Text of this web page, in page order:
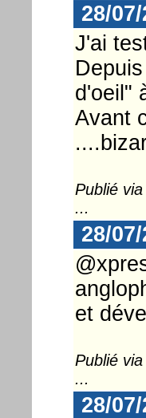
28/
J'ai
d'oeil"
Avant
Publié
...
28/
et
Publié
...
28/